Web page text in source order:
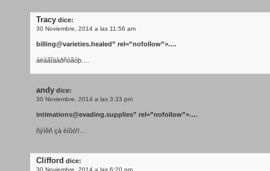
Tracy dice:
30 Noviembre, 2014 a las 11:56 am
billing@varieties.healed” rel=”nofollow”>.…
áëàãîäàðñòâóþ….
andy dice:
30 Noviembre, 2014 a las 3:33 pm
intimations@evading.supplies” rel=”nofollow”>.…
ñýíêñ çà èíôó!!…
Clifford dice:
30 Noviembre, 2014 a las 6:20 pm